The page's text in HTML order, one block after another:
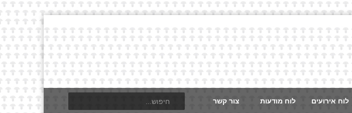
לוח אירועים לוח מודעות צור קשר